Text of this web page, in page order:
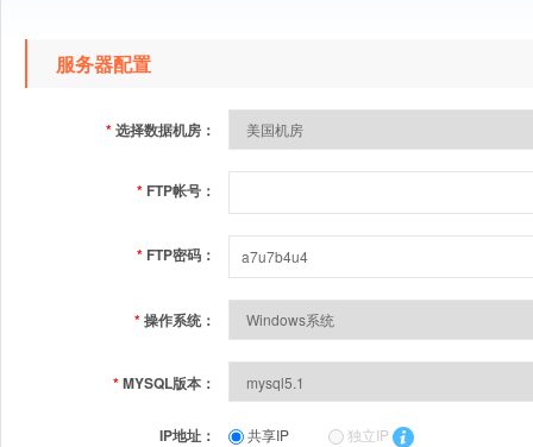
服务器配置
*选择数据机房：
* FTP帐号：
* FTP密码：
*操作系统：
*MYSQL版本：
IP地址： 共享IP 独立IP